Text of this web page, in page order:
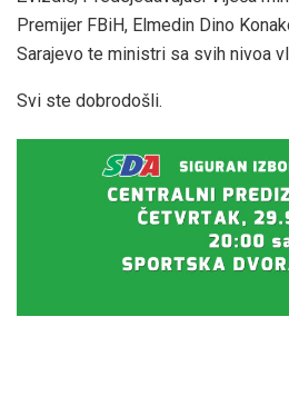
Premijer FBiH, Elmedin Dino
Sarajevo te ministri sa svih nivoa
Svi ste dobrodošli.